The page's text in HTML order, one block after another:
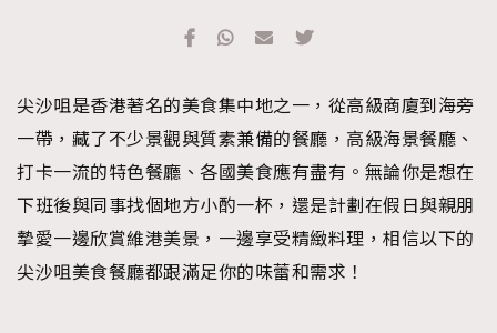
尖沙咀是香港著名的美食集中地之一，從高級商廈到海旁
一帶，藏了不少景觀與質素兼備的餐廳，高級海景餐廳、
打卡一流的特色餐廳、各國美食應有盡有。無論你是想在
下班後與同事找個地方小酌一杯，還是計劃在假日與親朋
摯愛一邊欣賞維港美景，一邊享受精緻料理，相信以下的
尖沙咀美食餐廳都跟滿足你的味蕾和需求！